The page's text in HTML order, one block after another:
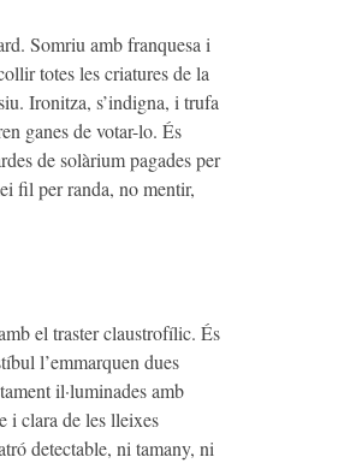
Somriu amb franquesa i
totes les criatures de la
Ironitza, s’indigna, i trufa
ganes de votar-lo. És
de solàrium pagades per
fil per randa, no mentir,
el traster claustrofílic. És
l’emmarquen dues
il·luminades amb
i clara de les lleixes
detectable, ni tamany, ni